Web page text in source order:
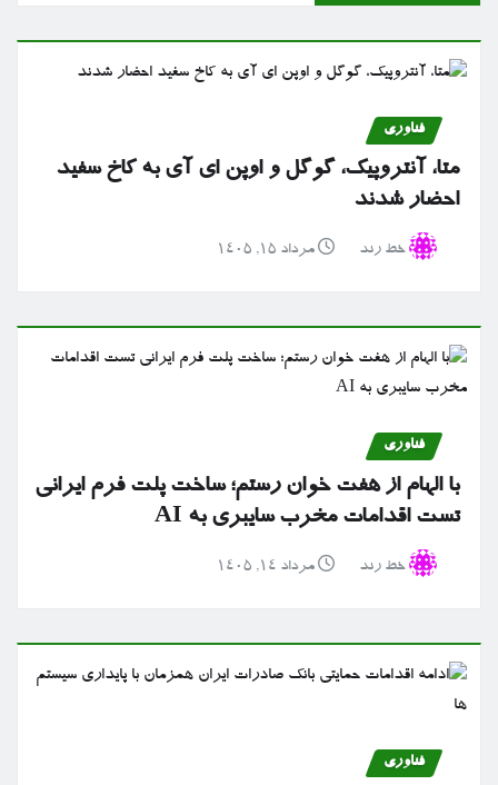
فناوری
متا، آنتروپیک، گوگل و اوپن ای آی به کاخ سفید
احضار شدند
خط رند مرداد ۱۵, ۱۴۰۵
فناوری
با الهام از هفت خوان رستم؛ ساخت پلت فرم ایرانی
تست اقدامات مخرب سایبری به AI
خط رند مرداد ۱۴, ۱۴۰۵
فناوری